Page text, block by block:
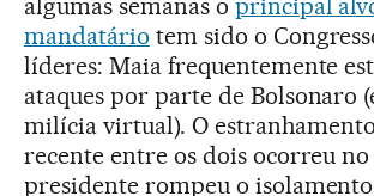
algumas semanas o principal
mandatário tem sido o
líderes: Maia frequentemente
ataques por parte de Bolsonaro
milícia virtual). O
recente entre os dois ocorreu
presidente rompeu o isolamento